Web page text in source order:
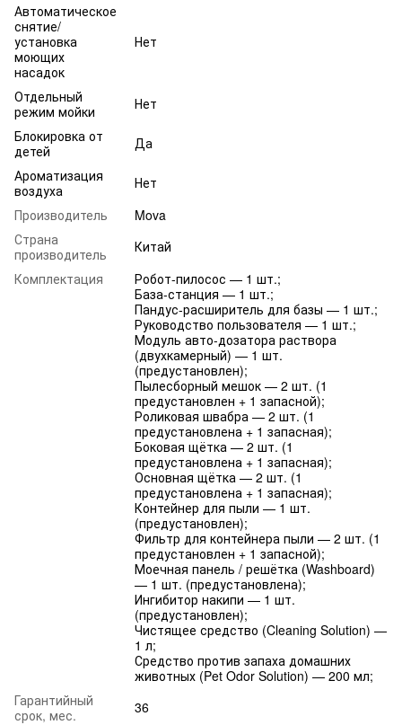
Автоматическое
снятие/
установка
моющих
насадок
Нет
Отдельный
режим мойки
Нет
Блокировка от
детей
Да
Ароматизация
воздуха
Нет
Производитель
Mova
Страна
производитель
Китай
Комплектация
Робот-пилосос — 1 шт.;
База-станция — 1 шт.;
Пандус-расширитель для базы — 1 шт.;
Руководство пользователя — 1 шт.;
Модуль авто-дозатора раствора
(двухкамерный) — 1 шт.
(предустановлен);
Пылесборный мешок — 2 шт. (1
предустановлен + 1 запасной);
Роликовая швабра — 2 шт. (1
предустановлена + 1 запасная);
Боковая щётка — 2 шт. (1
предустановлена + 1 запасная);
Основная щётка — 2 шт. (1
предустановлена + 1 запасная);
Контейнер для пыли — 1 шт.
(предустановлен);
Фильтр для контейнера пыли — 2 шт. (1
предустановлен + 1 запасной);
Моечная панель / решётка (Washboard)
— 1 шт. (предустановлена);
Ингибитор накипи — 1 шт.
(предустановлен);
Чистящее средство (Cleaning Solution) —
1 л;
Средство против запаха домашних
животных (Pet Odor Solution) — 200 мл;
Гарантийный
срок, мес.
36